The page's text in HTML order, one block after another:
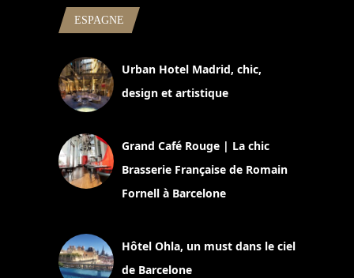
ESPAGNE
Urban Hotel Madrid, chic,
design et artistique
Grand Café Rouge | La chic
Brasserie Française de Romain
Fornell à Barcelone
Hôtel Ohla, un must dans le ciel
de Barcelone